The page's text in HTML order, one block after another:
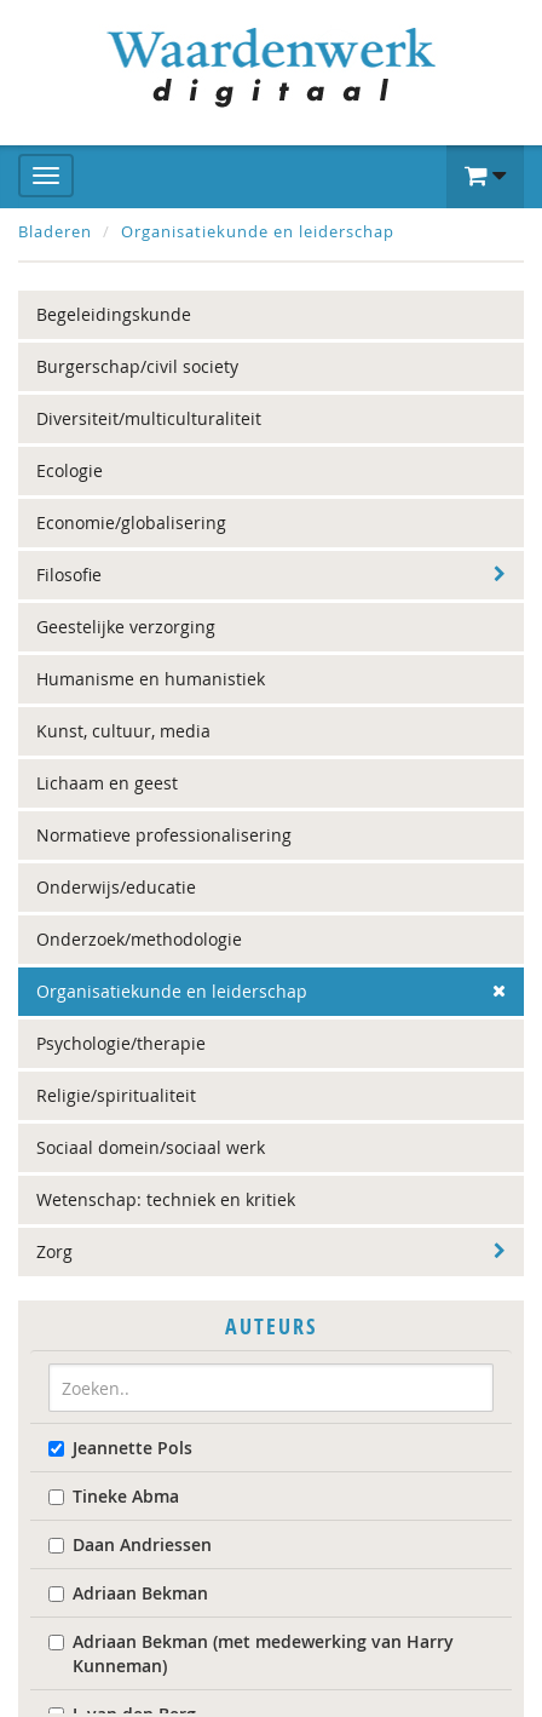
Bladeren Organisatiekunde en leiderschap
Begeleidingskunde
Burgerschap/civil society
Diversiteit/multiculturaliteit
Ecologie
Economie/globalisering
Filosofie
Geestelijke verzorging
Humanisme en humanistiek
Kunst, cultuur, media
Lichaam en geest
Normatieve professionalisering
Onderwijs/educatie
Onderzoek/methodologie
Organisatiekunde en leiderschap
Psychologie/therapie
Religie/spiritualiteit
Sociaal domein/sociaal werk
Wetenschap: techniek en kritiek
Zorg
AUTEURS
Jeannette Pols
Tineke Abma
Daan Andriessen
Adriaan Bekman
Adriaan Bekman (met medewerking van Harry
Kunneman)